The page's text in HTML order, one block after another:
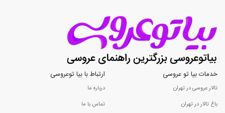
خدمات بیا تو عروسی
تالار عروسی در تهران
باغ تالار در تهران
ارتباط با بیا توعروسی
درباره ما
تماس با ما